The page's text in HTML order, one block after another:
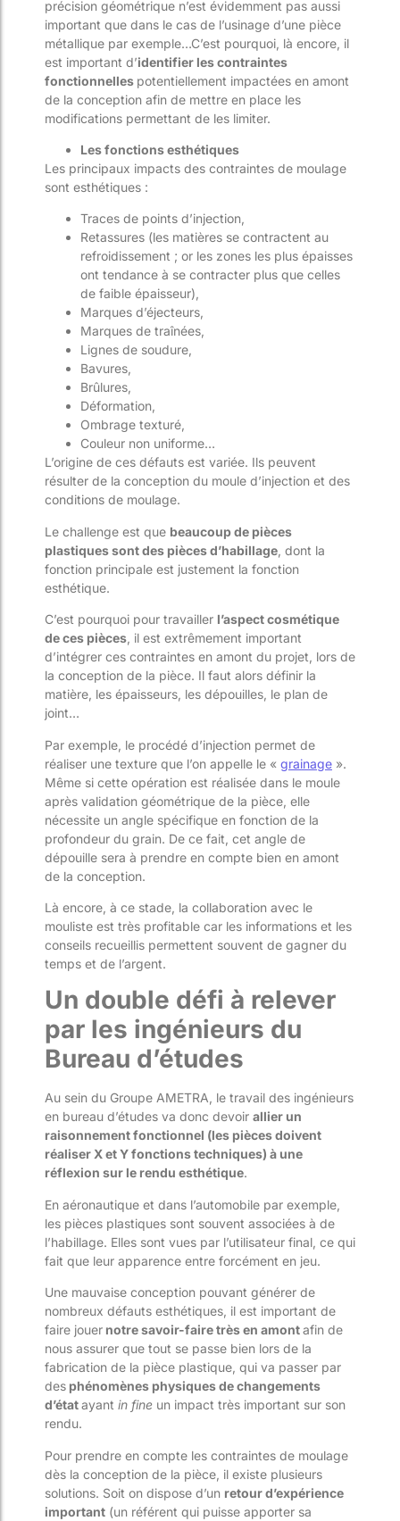
précision géométrique n’est évidemment pas aussi
important que dans le cas de l’usinage d’une pièce
métallique par exemple…C’est pourquoi, là encore, il
est important d’identifier les contraintes
fonctionnelles potentiellement impactées en amont
de la conception afin de mettre en place les
modifications permettant de les limiter.
Les fonctions esthétiques
Les principaux impacts des contraintes de moulage
sont esthétiques :
Traces de points d’injection,
Retassures (les matières se contractent au
refroidissement ; or les zones les plus épaisses
ont tendance à se contracter plus que celles
de faible épaisseur),
Marques d’éjecteurs,
Marques de traînées,
Lignes de soudure,
Bavures,
Brûlures,
Déformation,
Ombrage texturé,
Couleur non uniforme…
L’origine de ces défauts est variée. Ils peuvent
résulter de la conception du moule d’injection et des
conditions de moulage.
Le challenge est que beaucoup de pièces
plastiques sont des pièces d’habillage , dont la
fonction principale est justement la fonction
esthétique.
C’est pourquoi pour travailler l’aspect cosmétique
de ces pièces , il est extrêmement important
d’intégrer ces contraintes en amont du projet, lors de
la conception de la pièce. Il faut alors définir la
matière, les épaisseurs, les dépouilles, le plan de
joint…
Par exemple, le procédé d’injection permet de
réaliser une texture que l’on appelle le « grainage ».
Même si cette opération est réalisée dans le moule
après validation géométrique de la pièce, elle
nécessite un angle spécifique en fonction de la
profondeur du grain. De ce fait, cet angle de
dépouille sera à prendre en compte bien en amont
de la conception.
Là encore, à ce stade, la collaboration avec le
mouliste est très profitable car les informations et les
conseils recueillis permettent souvent de gagner du
temps et de l’argent.
Un double défi à relever
par les ingénieurs du
Bureau d’études
Au sein du Groupe AMETRA, le travail des ingénieurs
en bureau d’études va donc devoir allier un
raisonnement fonctionnel (les pièces doivent
réaliser X et Y fonctions techniques) à une
réflexion sur le rendu esthétique.
En aéronautique et dans l’automobile par exemple,
les pièces plastiques sont souvent associées à de
l’habillage. Elles sont vues par l’utilisateur final, ce qui
fait que leur apparence entre forcément en jeu.
Une mauvaise conception pouvant générer de
nombreux défauts esthétiques, il est important de
faire jouer notre savoir-faire très en amontafin de
nous assurer que tout se passe bien lors de la
fabrication de la pièce plastique, qui va passer par
des phénomènes physiques de changements
d’étatayant in fine un impact très important sur son
rendu.
Pour prendre en compte les contraintes de moulage
dès la conception de la pièce, il existe plusieurs
solutions. Soit on dispose d’un retour d’expérience
important (un référent qui puisse apporter sa